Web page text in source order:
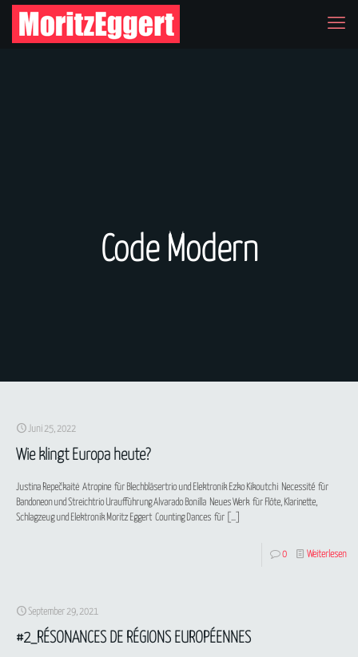
Code Modern
Juni 25, 2022
Wie klingt Europa heute?
Justina Repečkaitė Atropine für Blechbläsertrio und Elektronik Ezko Kikoutchi Necessité für
Bandoneon und Streichtrio Uraufführung Alvarado Bonilla Neues Werk für Flöte, Klarinette,
Schlagzeug und Elektronik Moritz Eggert Counting Dances für […]
0 Weiterlesen
September 29, 2021
#2_RÉSONANCES DE RÉGIONS EUROPÉENNES